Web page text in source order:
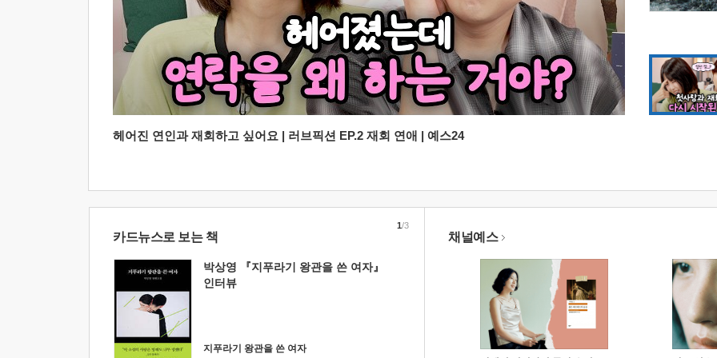
헤어진 연인과 재회하고 싶어요 | 러브픽션 EP.2 재회 연애 | 예스24
카드뉴스로 보는 책
박상영 『지푸라기 왕관을 쓴 여자』
인터뷰
지푸라기 왕관을 쓴 여자
1/3
채널예스